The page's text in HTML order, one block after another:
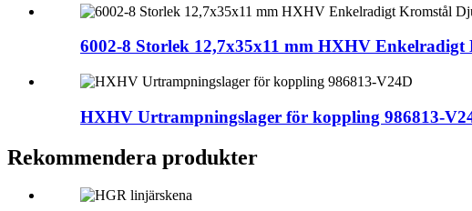
6002-8 Storlek 12,7x35x11 mm HXHV
HXHV Urtrampningslager för koppling 986813-
Rekommendera produkter